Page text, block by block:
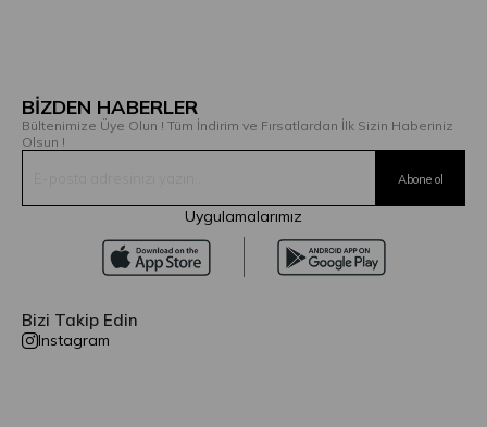
BİZDEN HABERLER
Bültenimize Üye Olun ! Tüm İndirim ve Fırsatlardan İlk Sizin Haberiniz
Olsun !
Uygulamalarımız
Bizi Takip Edin
Instagram